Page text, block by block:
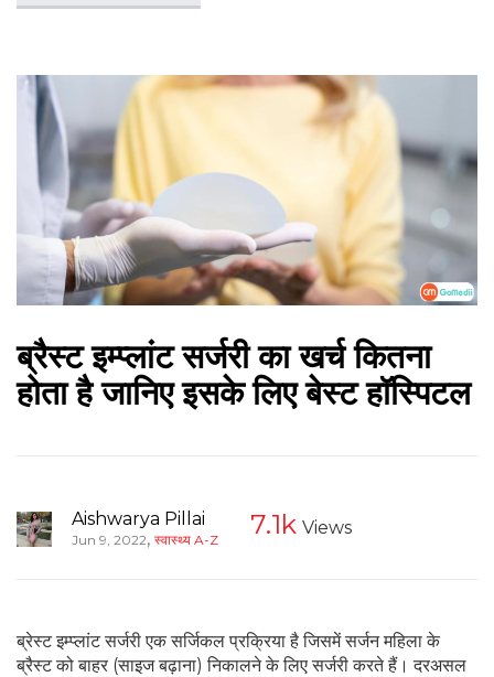
ब्रैस्ट इम्प्लांट सर्जरी का खर्च कितना
होता है जानिए इसके लिए बेस्ट हॉस्पिटल
Aishwarya Pillai
Jun 9, 2022, स्वास्थ्य A-Z 7.1k Views
ब्रेस्ट इम्प्लांट सर्जरी एक सर्जिकल प्रक्रिया है जिसमें सर्जन महिला के
ब्रैस्ट को बाहर (साइज बढ़ाना) निकालने के लिए सर्जरी करते हैं। दरअसल